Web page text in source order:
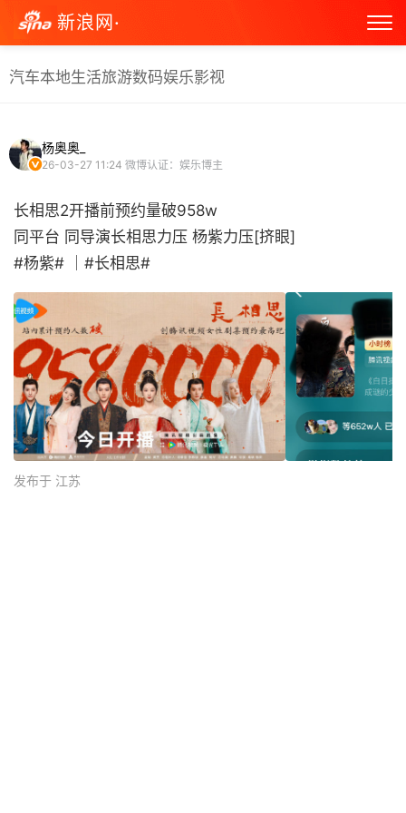
新浪网·
汽车本地生活旅游数码娱乐影视
杨奥奥_
26-03-27 11:24 微博认证：娱乐博主
长相思2开播前预约量破958w
同平台 同导演长相思力压 杨紫力压[挤眼]
#杨紫# ｜#长相思# ​
发布于 江苏